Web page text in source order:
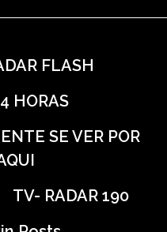
FLASH
HORAS
SE VER POR
TV- RADAR 190